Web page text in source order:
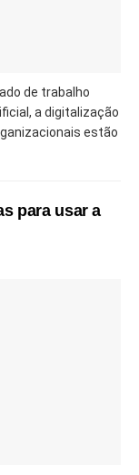
de trabalho
a digitalização
estão
para usar a